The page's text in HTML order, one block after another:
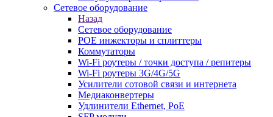
Сетевое оборудование
Назад
Сетевое оборудование
POE инжекторы и сплиттеры
Коммутаторы
Wi-Fi роутеры / точки доступа / репитеры
Wi-Fi роутеры 3G/4G/5G
Усилители сотовой связи и интернета
Медиаконвертеры
Удлинители Ethernet, PoE